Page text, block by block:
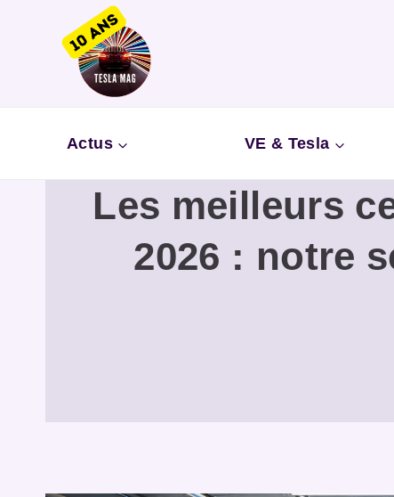
Actus VE & Tesla
Les meilleurs
2026 : notre